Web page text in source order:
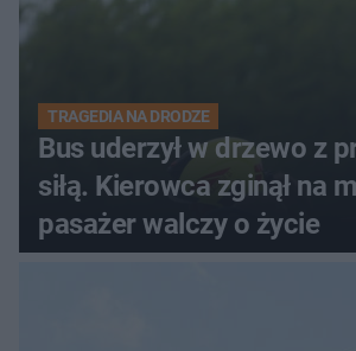
TRAGEDIA NA DRODZE
Bus uderzył w drzewo z
siłą. Kierowca zginął na
pasażer walczy o życie